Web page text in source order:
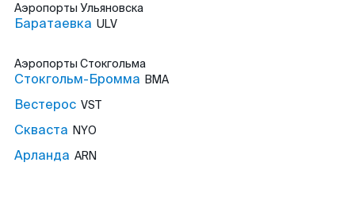
Аэропорты Ульяновска
Баратаевка ULV
Аэропорты Стокгольма
Стокгольм-Бромма BMA
Вестерос VST
Скваста NYO
Арланда ARN